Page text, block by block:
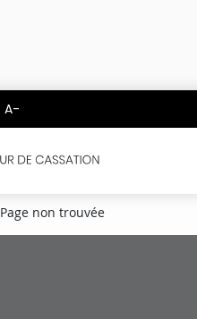
A-
Page non trouvée